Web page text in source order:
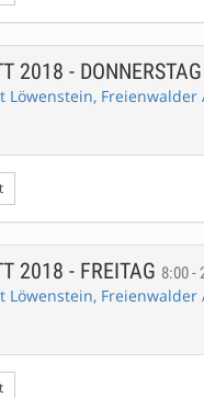
2018 - DONNERSTAG
Löwenstein,
2018 - FREITAG 8:00 -
Löwenstein,